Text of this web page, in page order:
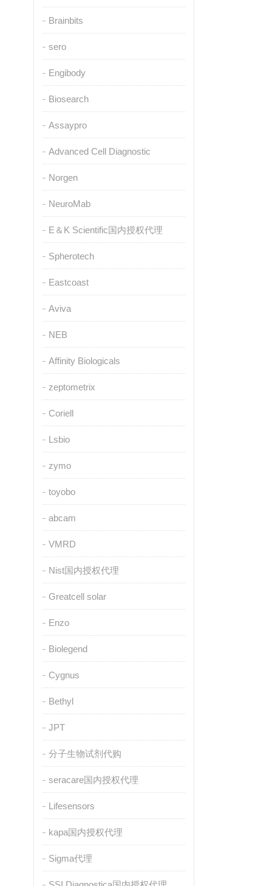
Brainbits
sero
Engibody
Biosearch
Assaypro
Advanced Cell Diagnostic
Norgen
NeuroMab
E＆K Scientific国内授权代理
Spherotech
Eastcoast
Aviva
NEB
Affinity Biologicals
zeptometrix
Coriell
Lsbio
zymo
toyobo
abcam
VMRD
Nist国内授权代理
Greatcell solar
Enzo
Biolegend
Cygnus
Bethyl
JPT
分子生物试剂代购
seracare国内授权代理
Lifesensors
kapa国内授权代理
Sigma代理